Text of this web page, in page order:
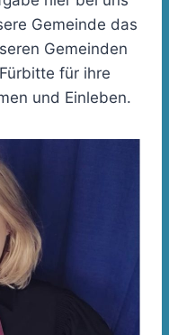
Gemeinde das
Gemeinden
für ihre
und Einleben.